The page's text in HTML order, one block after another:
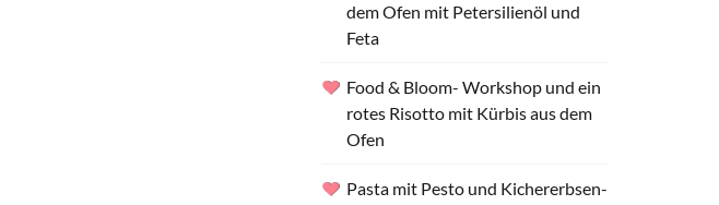
dem Ofen mit Petersilienöl und
Feta
Food & Bloom- Workshop und ein
rotes Risotto mit Kürbis aus dem
Ofen
Pasta mit Pesto und Kichererbsen-